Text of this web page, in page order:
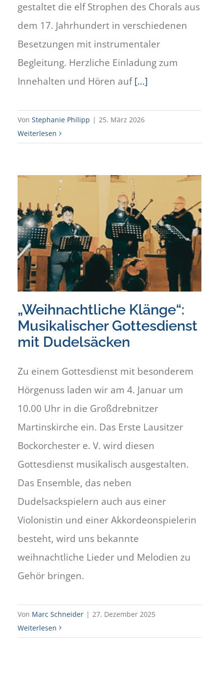
gestaltet die elf Strophen des Chorals aus
dem 17. Jahrhundert in verschiedenen
Besetzungen mit instrumentaler
Begleitung. Herzliche Einladung zum
Innehalten und Hören auf[...]
Von Stephanie Philipp | 25. März 2026
Weiterlesen
„Weihnachtliche Klänge“:
Musikalischer Gottesdienst
mit Dudelsäcken
Zu einem Gottesdienst mit besonderem
Hörgenuss laden wir am 4. Januar um
10.00 Uhr in die Großdrebnitzer
Martinskirche ein. Das Erste Lausitzer
Bockorchester e. V. wird diesen
Gottesdienst musikalisch ausgestalten.
Das Ensemble, das neben
Dudelsackspielern auch aus einer
Violonistin und einer Akkordeonspielerin
besteht, wird uns bekannte
weihnachtliche Lieder und Melodien zu
Gehör bringen.
Von Marc Schneider | 27. Dezember 2025
Weiterlesen